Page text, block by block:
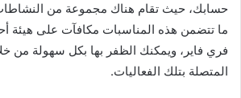
حسابك، حيث تقام هناك مجموعة من النشاطات
ما تتضمن هذه المناسبات مكافآت على هيئة
فري فاير، ويمكنك الظفر بها بكل سهولة من
المتصلة بتلك الفعاليات.